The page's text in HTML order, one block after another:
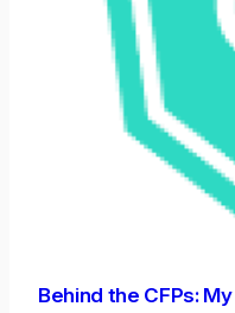
Behind the CFPs: